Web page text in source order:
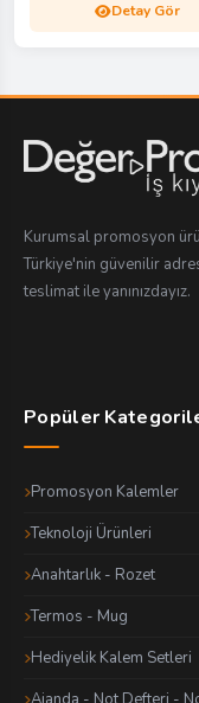
Detay Gör
Kurumsal promosyon
Türkiye'nin güvenilir
teslimat ile yanınızdayız.
Popüler
Promosyon Kalemler
Teknoloji Ürünleri
Anahtarlık - Rozet
Termos - Mug
Hediyelik Kalem Setleri